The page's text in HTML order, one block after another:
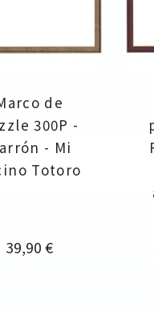
de
300P -
- Mi
Totoro
Precio
39,90 €